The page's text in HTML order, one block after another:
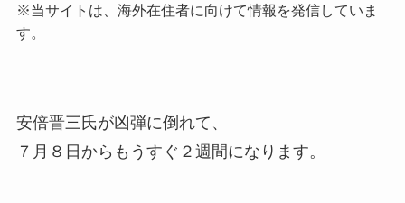
※当サイトは、海外在住者に向けて情報を発信していま
す。
安倍晋三氏が凶弾に倒れて、
７月８日からもうすぐ２週間になります。